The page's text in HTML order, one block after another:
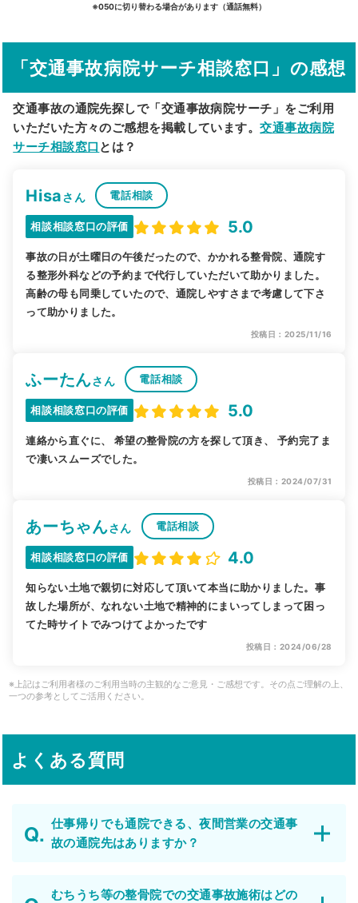
駅から探す 院名から探す
※050に切り替わる場合があります（通話無料）
「交通事故病院サーチ相談窓口」の感想
交通事故の通院先探しで「交通事故病院サーチ」をご利用
いただいた方々のご感想を掲載しています。交通事故病院
サーチ相談窓口 とは？
Hisaさん 電話相談
相談相談窓口の評価 5.0
事故の日が土曜日の午後だったので、かかれる整骨院、通院す
る整形外科などの予約まで代行していただいて助かりました。
高齢の母も同乗していたので、通院しやすさまで考慮して下さ
って助かりました。
投稿日：2025/11/16
ふーたんさん 電話相談
相談相談窓口の評価 5.0
連絡から直ぐに、 希望の整骨院の方を探して頂き、 予約完了ま
で凄いスムーズでした。
投稿日：2024/07/31
あーちゃんさん 電話相談
相談相談窓口の評価 4.0
知らない土地で親切に対応して頂いて本当に助かりました。事
故した場所が、なれない土地で精神的にまいってしまって困っ
てた時サイトでみつけてよかったです
投稿日：2024/06/28
※上記はご利用者様のご利用当時の主観的なご意見・ご感想です。その点ご理解の上、
一つの参考としてご活用ください。
よくある質問
仕事帰りでも通院できる、夜間営業の交通事
故の通院先はありますか？
むちうち等の整骨院での交通事故施術はどの